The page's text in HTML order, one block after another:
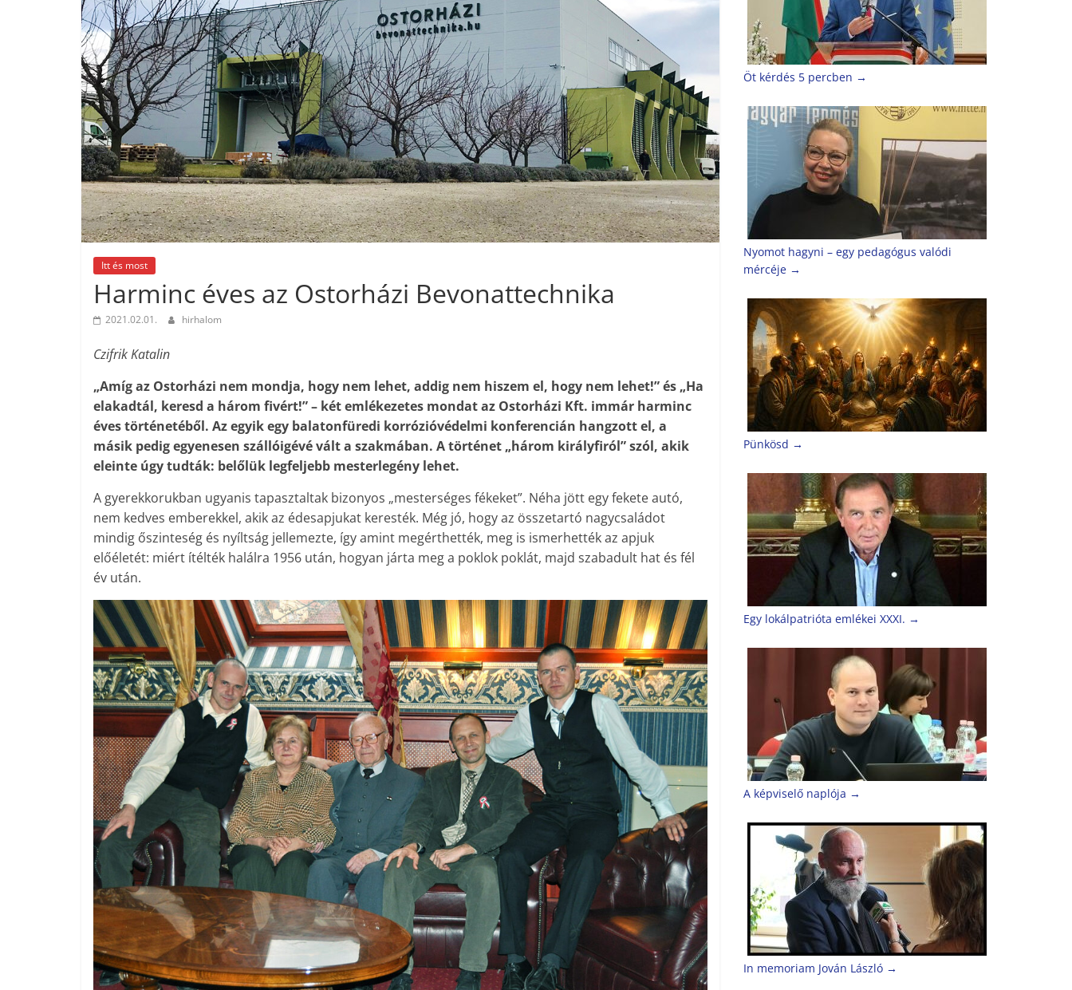
Itt és most
Harminc éves az Ostorházi Bevonattechnika
2021.02.01. hirhalom
Czifrik Katalin
„Amíg az Ostorházi nem mondja, hogy nem lehet, addig nem hiszem el, hogy nem lehet!” és „Ha
elakadtál, keresd a három fivért!” – két emlékezetes mondat az Ostorházi Kft. immár harminc
éves történetéből. Az egyik egy balatonfüredi korrózióvédelmi konferencián hangzott el, a
másik pedig egyenesen szállóigévé vált a szakmában. A történet „három királyfiról” szól, akik
eleinte úgy tudták: belőlük legfeljebb mesterlegény lehet.
A gyerekkorukban ugyanis tapasztaltak bizonyos „mesterséges fékeket”. Néha jött egy fekete autó,
nem kedves emberekkel, akik az édesapjukat keresték. Még jó, hogy az összetartó nagycsaládot
mindig őszinteség és nyíltság jellemezte, így amint megérthették, meg is ismerhették az apjuk
előéletét: miért ítélték halálra 1956 után, hogyan járta meg a poklok poklát, majd szabadult hat és fél
év után.
Öt kérdés 5 percben →
Nyomot hagyni – egy pedagógus valódi
mércéje →
Pünkösd →
Egy lokálpatrióta emlékei XXXI. →
A képviselő naplója →
In memoriam Jován László →